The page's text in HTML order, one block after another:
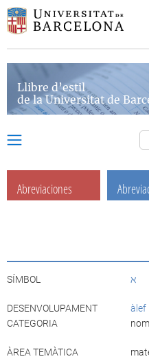
Llibre d’estil
de la Universitat de
Abreviaciones
SÍMBOL ℵ
DESENVOLUPAMENT
àlef
CATEGORIA
ÀREA TEMÀTICA